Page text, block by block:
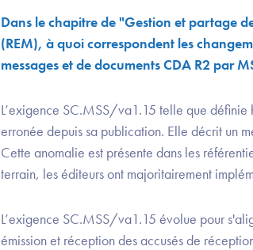
Dans le chapitre de "Gestion et partage
(REM), à quoi correspondent les
messages et de documents CDA R2 par
L’exigence SC.MSS/va1.15 telle que définie
erronée depuis sa publication. Elle décrit un
Cette anomalie est présente dans les
terrain, les éditeurs ont majoritairement
L’exigence SC.MSS/va1.15 évolue pour
émission et réception des accusés de